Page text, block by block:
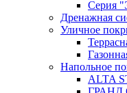
Серия
Дренажная
Уличное
Напольное
ALTA